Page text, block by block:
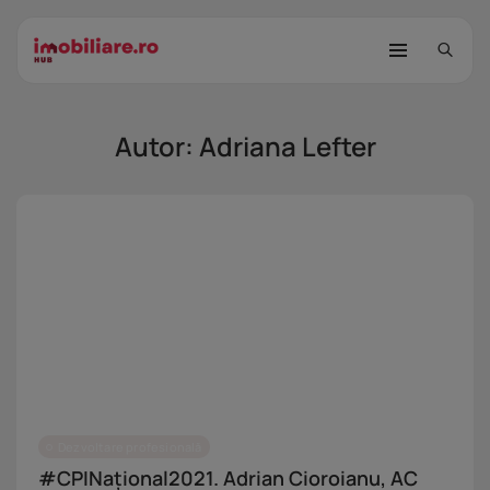
Autor: Adriana Lefter
#CPINațional2021. Adrian Cioroianu, AC